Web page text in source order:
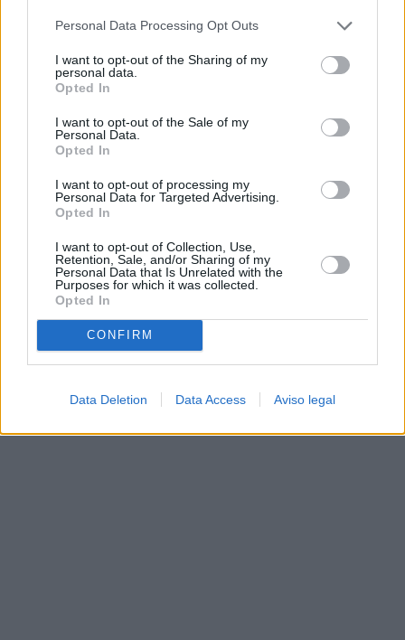
negar su consentimiento. Tenga en cuenta que algún
de su consentimiento, pero usted tiene el derecho de
rechazar tal procesamiento. Sus preferencias se aplicarán
cualquier momento entrando de nuevo en este sitio web o
visitando nuestra política de privacidad.
Personal Data Processing Opt Outs
I want to opt-out of the Sharing of my
personal data.
Opted In
I want to opt-out of the Sale of my
Personal Data.
Opted In
I want to opt-out of processing my
Personal Data for Targeted Advertising.
Opted In
I want to opt-out of Collection, Use,
Retention, Sale, and/or Sharing of my
Personal Data that Is Unrelated with the
Purposes for which it was collected.
Opted In
CONFIRM
Data Deletion Data Access Aviso legal